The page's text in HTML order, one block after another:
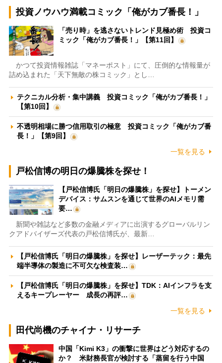
投資ノウハウ満載コミック「俺がカブ番長！」
「売り時」を逃さないトレンド見極め術 投資コ
ミック「俺がカブ番長！」【第11回】
かつて投資情報雑誌「マネーポスト」にて、圧倒的な情報量が
詰め込まれた「天下無敵の株コミック」とし…
テクニカル分析・集中講義 投資コミック「俺がカブ番長！」
【第10回】
不透明相場に勝つ信用取引の極意 投資コミック「俺がカブ番
長！」【第9回】
一覧を見る
戸松信博の明日の爆騰株を探せ！
【戸松信博氏「明日の爆騰株」を探せ】トーメン
デバイス：サムスンを通じて世界のAIメモリ需
要…
新聞や雑誌など多数の金融メディアに出演するグローバルリン
クアドバイザーズ代表の戸松信博氏が、最新…
【戸松信博氏「明日の爆騰株」を探せ】レーザーテック：最先
端半導体の製造に不可欠な検査装…
【戸松信博氏「明日の爆騰株」を探せ】TDK：AIインフラを支
えるキープレーヤー 成長の再評…
一覧を見る
田代尚機のチャイナ・リサーチ
中国「Kimi K3」の衝撃に世界はどう対応するの
か？ 米財務長官が検討する「蒸留を行う中国